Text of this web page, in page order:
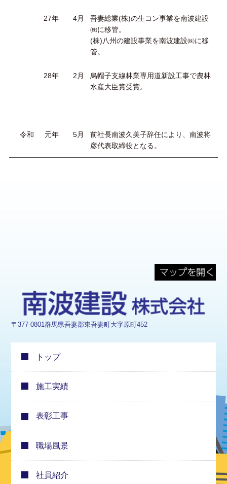
27年 4月
吾妻総業(株)の生コン事業を南波建設
㈱に移管。
(株)八州の建設事業を南波建設㈱に移
管。
28年 2月
烏帽子支線林業専用道新設工事で農林
水産大臣賞受賞。
令和 元年 5月
前社長南波久美子辞任により、南波将
彦代表取締役となる。
〒377-0801群馬県吾妻郡東吾妻町大字原町452
トップ
施工実績
表彰工事
職場風景
社員紹介